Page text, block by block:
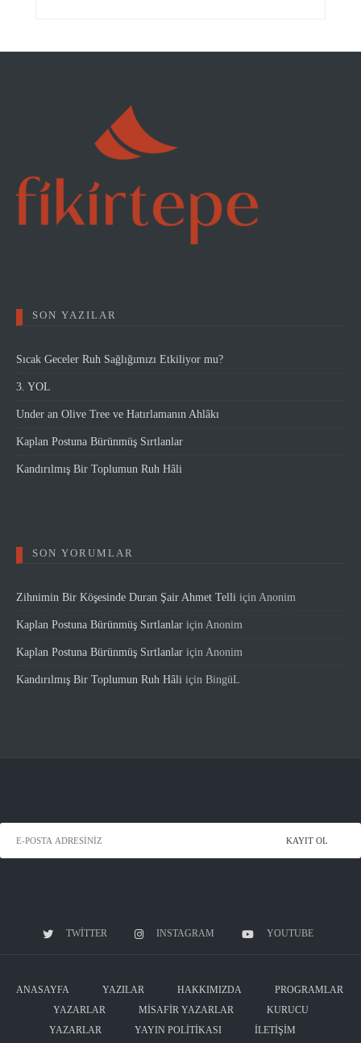
SON YAZILAR
Sıcak Geceler Ruh Sağlığımızı Etkiliyor mu?
3. YOL
Under an Olive Tree ve Hatırlamanın Ahlâkı
Kaplan Postuna Bürünmüş Sırtlanlar
Kandırılmış Bir Toplumun Ruh Hâli
SON YORUMLAR
Zihnimin Bir Köşesinde Duran Şair Ahmet Telli içinAnonim
Kaplan Postuna Bürünmüş Sırtlanlar içinAnonim
Kaplan Postuna Bürünmüş Sırtlanlar içinAnonim
Kandırılmış Bir Toplumun Ruh Hâli için BingüL
TWITTER INSTAGRAM YOUTUBE
ANASAYFA YAZILAR HAKKIMIZDA
PROGRAMLAR
YAZARLAR
MISAFIR YAZARLAR
KURUCU
YAZARLAR
YAYIN POLITIKASI İLETIŞIM